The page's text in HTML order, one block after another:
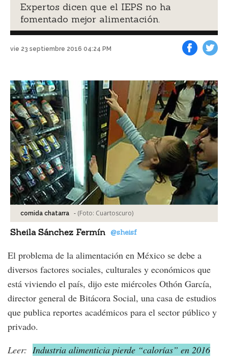
Expertos dicen que el IEPS no ha
fomentado mejor alimentación.
vie 23 septiembre 2016 04:24 PM
comida chatarra - (Foto: Cuartoscuro)
Sheila Sánchez Fermín @sheisf
El problema de la alimentación en México se debe a
diversos factores sociales, culturales y económicos que
está viviendo el país, dijo este miércoles Othón García,
director general de Bitácora Social, una casa de estudios
que publica reportes académicos para el sector público y
privado.
Leer: Industria alimenticia pierde “calorías” en 2016